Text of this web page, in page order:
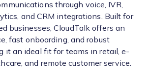
through voice, IVR,
and CRM integrations. Built for
businesses, CloudTalk offers an
fast onboarding, and robust
it an ideal fit for teams in retail, e-
and remote customer service.